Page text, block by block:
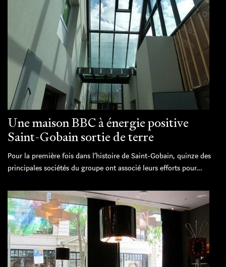
Une maison BBC à énergie positive
Saint-Gobain sortie de terre
Pour la première fois dans l’histoire de Saint-Gobain, quinze des
principales sociétés du groupe ont associé leurs efforts pour...